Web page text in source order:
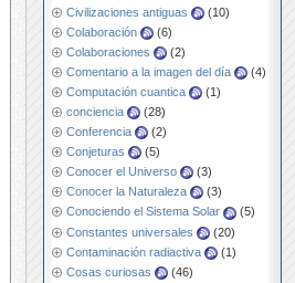
Civilizaciones antiguas
(10)
Colaboración
(6)
Colaboraciones
(2)
Comentario a la imagen del día
(4)
Computación cuantica
(1)
conciencia
(28)
Conferencia
(2)
Conjeturas
(5)
Conocer el Universo
(3)
Conocer la Naturaleza
(3)
Conociendo el Sistema Solar
(5)
Constantes universales
(20)
Contaminación radiactiva
(1)
Cosas curiosas
(46)